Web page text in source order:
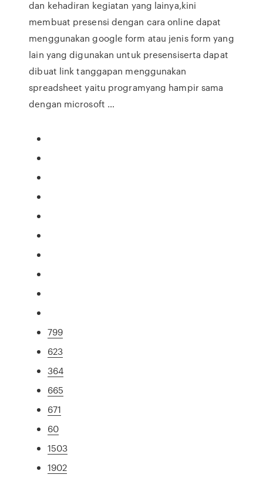
dan kehadiran kegiatan yang lainya,kini
membuat presensi dengan cara online dapat
menggunakan google form atau jenis form yang
lain yang digunakan untuk presensiserta dapat
dibuat link tanggapan menggunakan
spreadsheet yaitu programyang hampir sama
dengan microsoft …
799
623
364
665
671
60
1503
1902